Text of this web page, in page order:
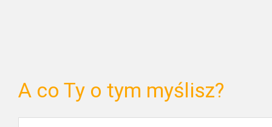
A co Ty o tym myślisz?